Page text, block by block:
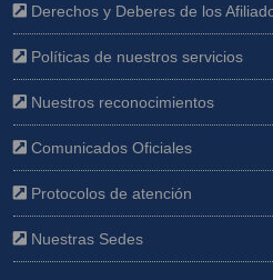
Derechos y Deberes de los
Políticas de nuestros servicios
Nuestros reconocimientos
Comunicados Oficiales
Protocolos de atención
Nuestras Sedes